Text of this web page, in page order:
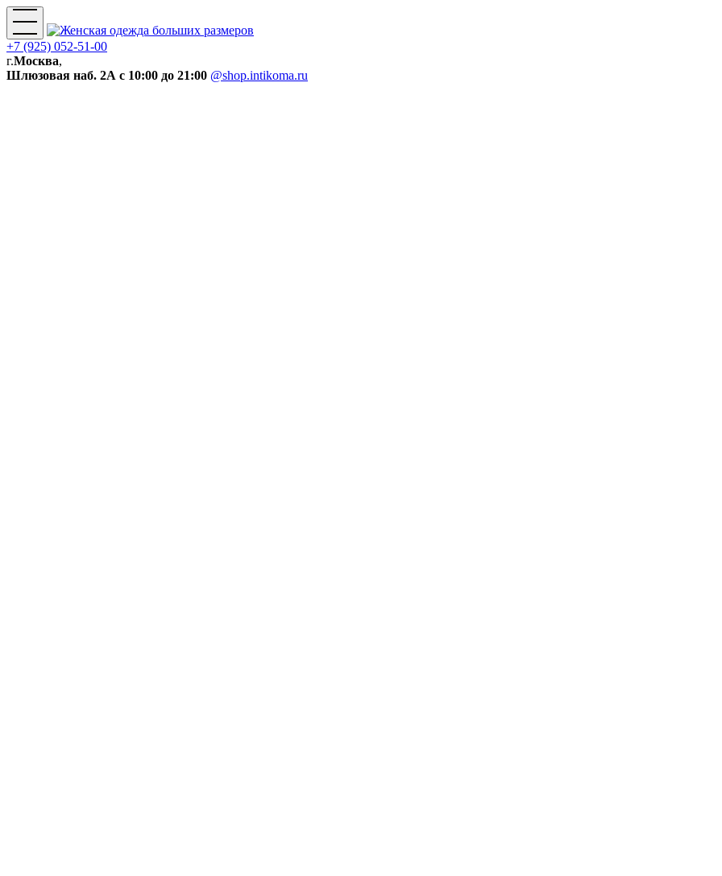
+7 (925) 052-51-00
г.Москва,
Шлюзовая наб. 2А с 10:00 до 21:00 @shop.intikoma.ru